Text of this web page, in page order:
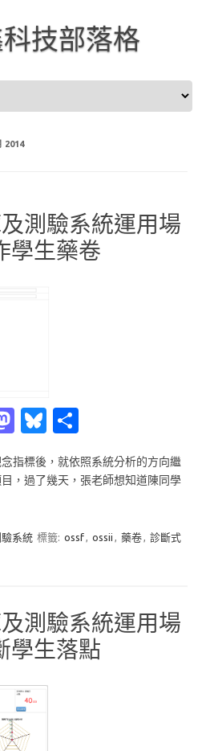
技部落格
2014
測驗系統運用場
學生藥卷
M
t
o
Bl
es
指標後，就依照系統分析的方向繼
，過了幾天，張老師想知道陳同學
系統 標籤: ossf, ossii , 藥卷, 診斷式
測驗系統運用場
學生落點